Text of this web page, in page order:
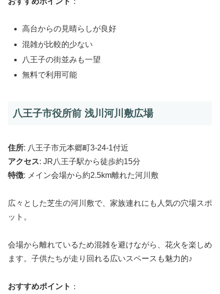
高台からの見晴らしが良好
混雑が比較的少ない
八王子の街並みも一望
無料で利用可能
八王子市役所前 浅川河川敷広場
住所: 八王子市元本郷町3-24-1付近
アクセス: JR八王子駅から徒歩約15分
特徴: メイン会場から約2.5km離れた河川敷
広々とした芝生の河川敷で、家族連れにも人気の穴場スポ
ット。
会場から離れているため混雑を避けながら、花火を楽しめ
ます。子供たちが走り回れる広いスペースも魅力的♪
おすすめポイント ：